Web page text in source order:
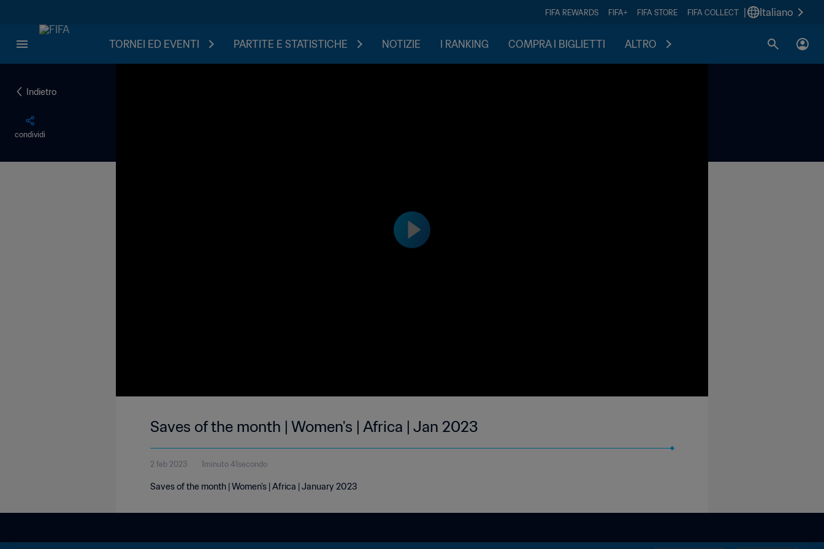
FIFA REWARDS FIFA+ FIFA STORE FIFA COLLECT Italiano
TORNEI ED EVENTI PARTITE E STATISTICHE NOTIZIE I RANKING COMPRA I BIGLIETTI ALTRO
Indietro
condividi
Saves of the month | Women's | Africa | Jan 2023
2 feb 2023 1minuto 41secondo
Saves of the month | Women's | Africa | January 2023